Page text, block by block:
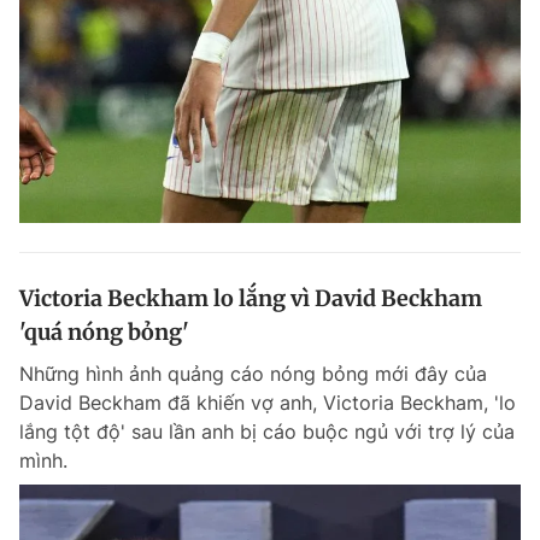
Đọc Thanh Niên trên điện thoại
Theo dõi báo trên
Hotline
0906 645 777
Liên hệ quảng cáo
Đặt báo Quảng cáo RSS Tòa soạn Chính sách bảo
Tổng biên tập: Nguyễn Ngọc Toàn
Phó tổng biên tập thường trực: Hải Thành
Phó tổng biên tập: Trần Việt Hưng
Tổng thư ký tòa soạn: Đức Trung
Victoria Beckham lo lắng vì David Beckham
'quá nóng bỏng'
Những hình ảnh quảng cáo nóng bỏng mới đây của
David Beckham đã khiến vợ anh, Victoria Beckham, 'lo
lắng tột độ' sau lần anh bị cáo buộc ngủ với trợ lý của
mình.